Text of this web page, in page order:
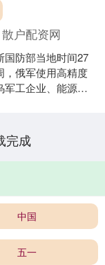
散户配资网
国防部当地时间27
，俄军使用高精度
军工企业、能源及
完成
中国
五一